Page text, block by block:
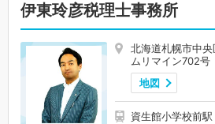
伊東玲彦税理士事務所
北海道札幌市中
ムリマイン702号
地図
資生館小学校前駅